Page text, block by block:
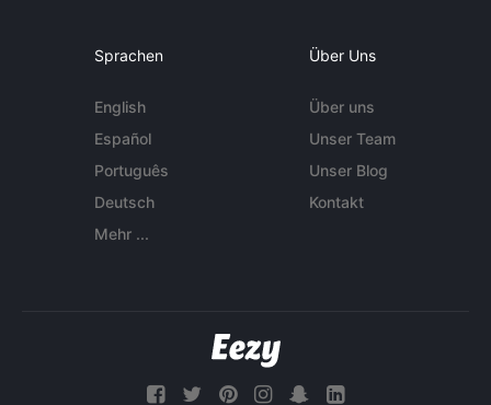
Sprachen
English
Español
Português
Deutsch
Mehr ...
Über Uns
Über uns
Unser Team
Unser Blog
Kontakt